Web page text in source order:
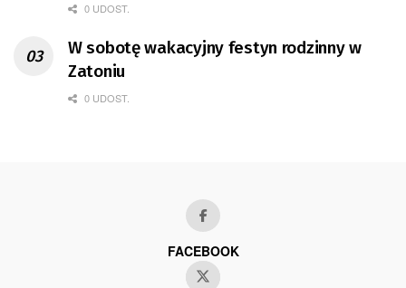
0 UDOST.
W sobotę wakacyjny festyn rodzinny w
Zatoniu
0 UDOST.
FACEBOOK